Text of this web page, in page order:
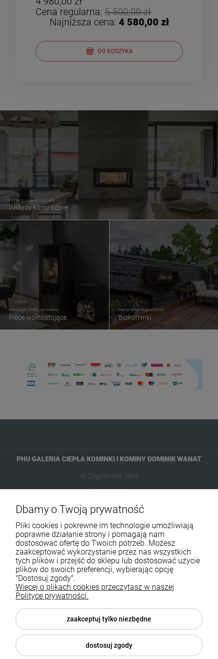
Cena regularna: 5 500,00 zł
Najniższa cena: 4 580,00 zł
DO KOSZYKA
Produkty z najwyższej półki
Wkłady kominkowe
Dekoracja i źródło ogrzewania
Piece wolnostojące
Pasuje do każdego wnętrza
Biokominki
PHU GALERIA CIEPŁA KOMINKI I KOMINY DOMINIK WANAT
ul. Zagnańska 186a
25-563 Kielce
601954074
biuro@ikominki.pl
Pomoc
Płatności i dostawa
Informacje
O nas
Dbamy o Twoją prywatność
Pliki cookies i pokrewne im technologie umożliwiają
poprawne działanie strony i pomagają nam
dostosować ofertę do Twoich potrzeb. Możesz
zaakceptować wykorzystanie przez nas wszystkich
tych plików i przejść do sklepu lub dostosować użycie
plików do swoich preferencji, wybierając opcję
"Dostosuj zgody".
Więcej o plikach cookies przeczytasz w naszej
Polityce prywatności.
zaakceptuj tylko niezbędne
dostosuj zgody